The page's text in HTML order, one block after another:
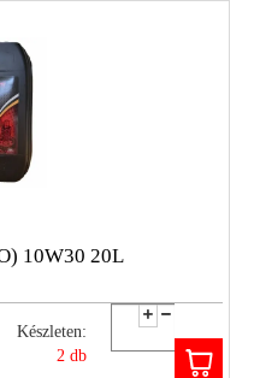
10W30 20L
Készleten:
2 db